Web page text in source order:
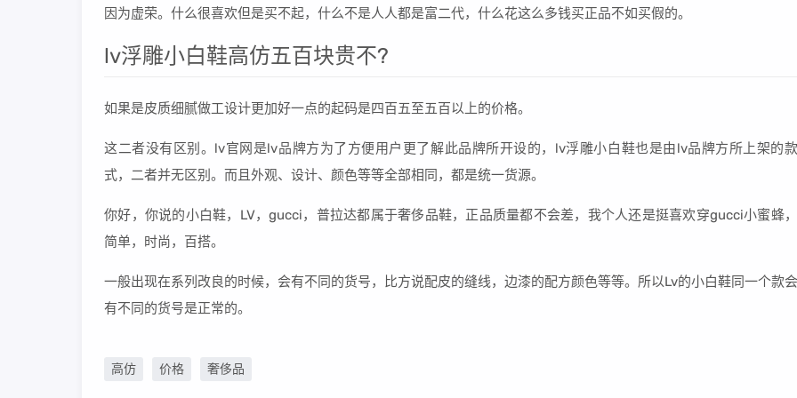
因为虚荣。什么很喜欢但是买不起，什么不是人人都是富二代，什么花这么多钱买正品不如买假的。
lv浮雕小白鞋高仿五百块贵不?
如果是皮质细腻做工设计更加好一点的起码是四百五至五百以上的价格。
这二者没有区别。lv官网是lv品牌方为了方便用户更了解此品牌所开设的，lv浮雕小白鞋也是由lv品牌方所上架的款
式，二者并无区别。而且外观、设计、颜色等等全部相同，都是统一货源。
你好，你说的小白鞋，LV，gucci，普拉达都属于奢侈品鞋，正品质量都不会差，我个人还是挺喜欢穿gucci小蜜蜂，
简单，时尚，百搭。
一般出现在系列改良的时候，会有不同的货号，比方说配皮的缝线，边漆的配方颜色等等。所以Lv的小白鞋同一个款会
有不同的货号是正常的。
高仿 价格 奢侈品